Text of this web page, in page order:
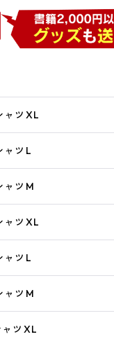
ツXL
ツL
ツM
ツXL
ツL
ツM
ツXL